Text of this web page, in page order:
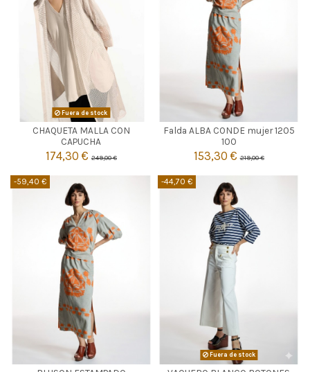
Fuera de stock
CHAQUETA MALLA CON
CAPUCHA
174,30 €249,00 €
 Agotado
Falda ALBA CONDE mujer 1205
100
153,30 €219,00 €
TOPO
46

Añadir al carrito
-59,40 €
TOPO
44
-44,70 €
Fuera de stock
Agotado